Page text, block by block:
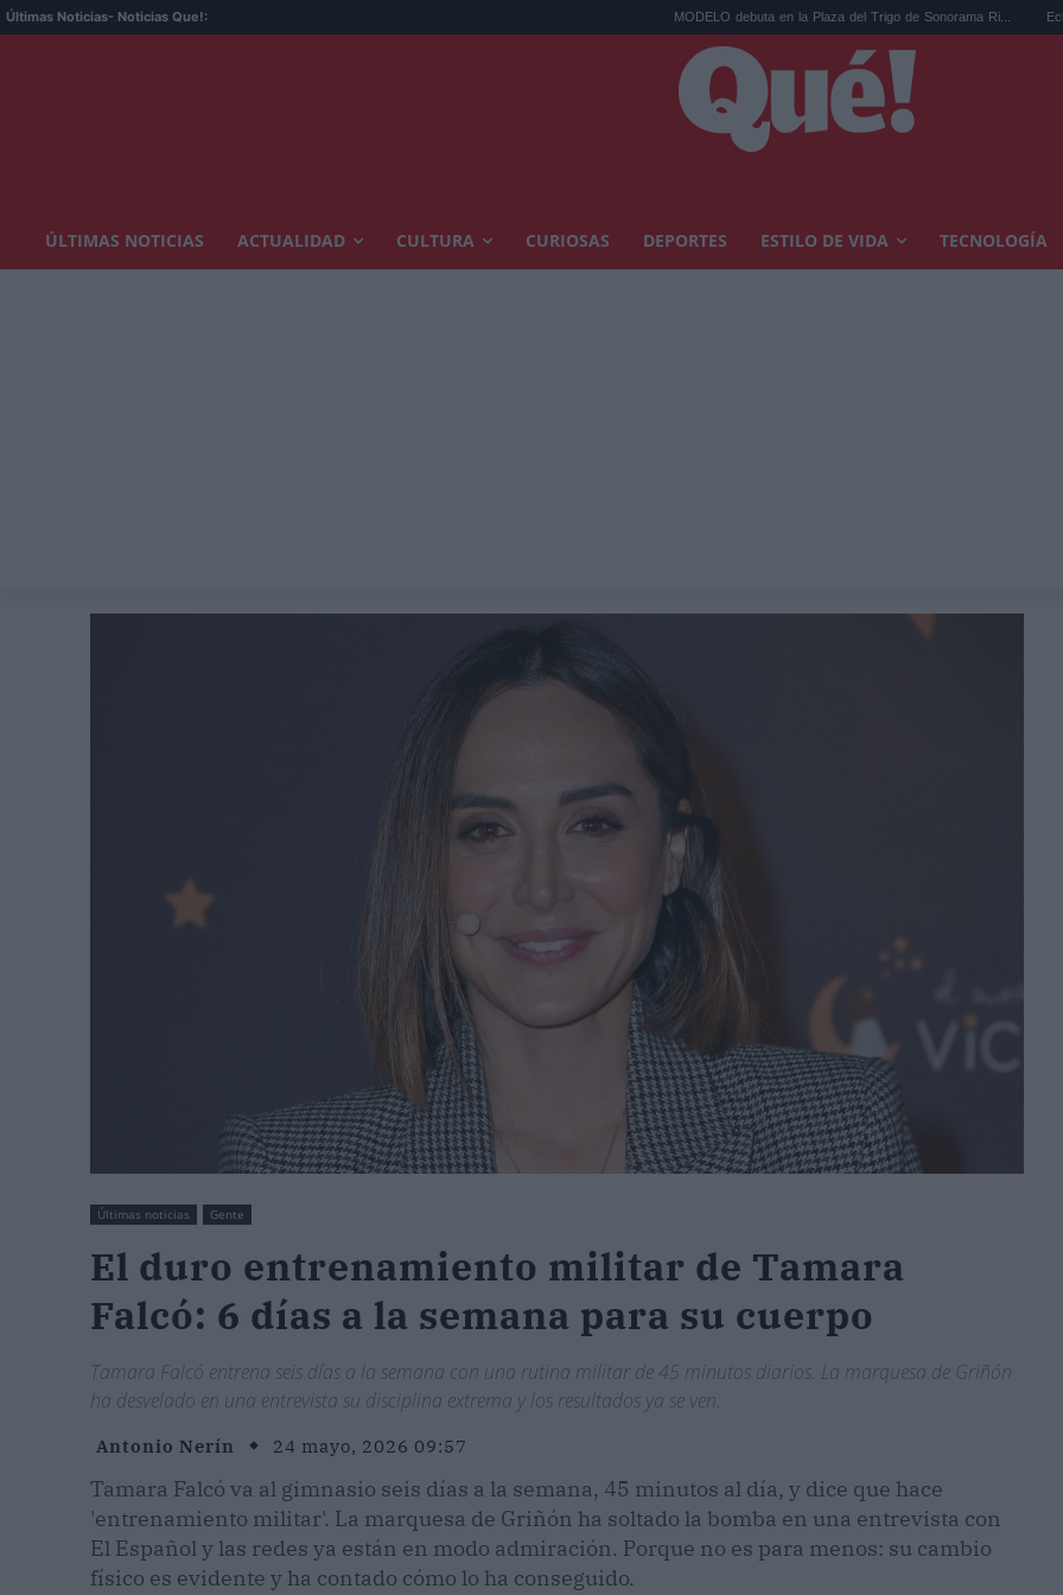
Últimas Noticias- Noticias Que!: MODELO debuta en la Plaza del Trigo de Sonorama Ri... Eclipse solar en
ÚLTIMAS NOTICIAS ACTUALIDAD CULTURA CURIOSAS DEPORTES ESTILO DE VIDA TECNOLOGÍA
Últimas noticias Gente
El duro entrenamiento militar de Tamara
Falcó: 6 días a la semana para su cuerpo
Tamara Falcó entrena seis días a la semana con una rutina militar de 45 minutos diarios. La marquesa de Griñón
ha desvelado en una entrevista su disciplina extrema y los resultados ya se ven.
Antonio Nerín 24 mayo, 2026 09:57
Tamara Falcó va al gimnasio seis días a la semana, 45 minutos al día, y dice que hace
'entrenamiento militar'. La marquesa de Griñón ha soltado la bomba en una entrevista con
El Español y las redes ya están en modo admiración. Porque no es para menos: su cambio
físico es evidente y ha contado cómo lo ha conseguido.